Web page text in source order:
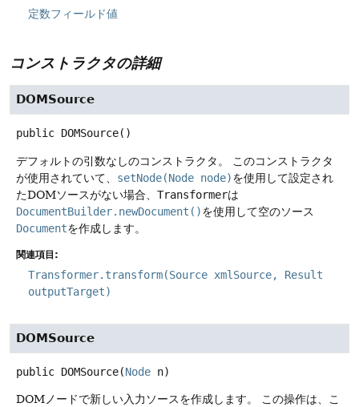
定数フィールド値
コンストラクタの詳細
DOMSource
public DOMSource()
デフォルトの引数なしのコンストラクタ。
このコンストラクタ
が使用されていて、 setNode(Node node)を使用して設定され
たDOMソースがない場合、 Transformerは
DocumentBuilder.newDocument()を使用して空のソース
Documentを作成します。
関連項目:
Transformer.transform(Source xmlSource, Result
outputTarget)
DOMSource
public DOMSource(Node n)
DOMノードで新しい入力ソースを作成します。
この操作は、こ